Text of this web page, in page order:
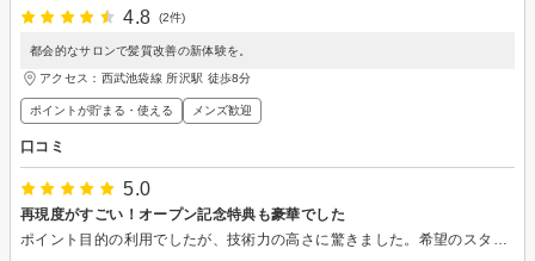
4.8
(2件)
都会的なサロンで髪質改善の新体験を。
アクセス：西武池袋線 所沢駅 徒歩8分
ポイントが貯まる・使える メンズ歓迎
口コミ
5.0
再現度がすごい！オープン記念特典も豪華でした